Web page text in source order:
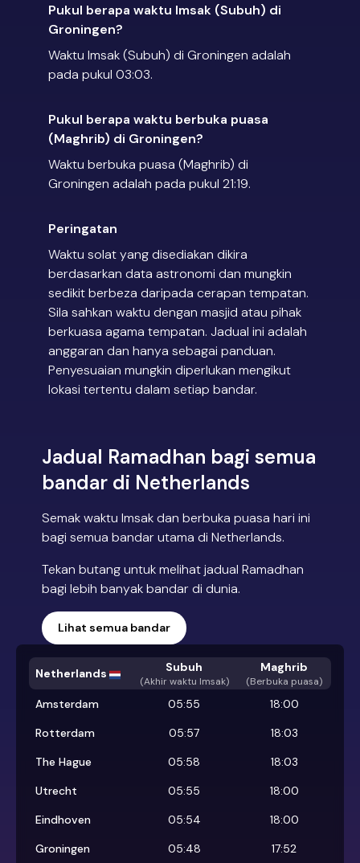
Pukul berapa waktu Imsak (Subuh) di
Groningen?
Waktu Imsak (Subuh) di Groningen adalah
pada pukul 03:03.
Pukul berapa waktu berbuka puasa
(Maghrib) di Groningen?
Waktu berbuka puasa (Maghrib) di
Groningen adalah pada pukul 21:19.
Peringatan
Waktu solat yang disediakan dikira
berdasarkan data astronomi dan mungkin
sedikit berbeza daripada cerapan tempatan.
Sila sahkan waktu dengan masjid atau pihak
berkuasa agama tempatan. Jadual ini adalah
anggaran dan hanya sebagai panduan.
Penyesuaian mungkin diperlukan mengikut
lokasi tertentu dalam setiap bandar.
Jadual Ramadhan bagi semua
bandar di Netherlands
Semak waktu Imsak dan berbuka puasa hari ini
bagi semua bandar utama di Netherlands.
Tekan butang untuk melihat jadual Ramadhan
bagi lebih banyak bandar di dunia.
Lihat semua bandar
Netherlands Subuh
(Akhir waktu Imsak)
Maghrib
(Berbuka puasa)
Amsterdam 05:55
18:00
Rotterdam
05:57
18:03
The Hague
05:58
18:03
Utrecht
05:55
18:00
Eindhoven
05:54
18:00
Groningen
05:48
17:52